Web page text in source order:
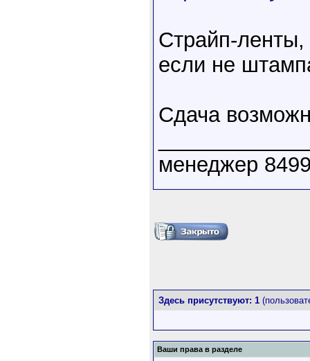
Страйп-
если не
Сдача
менеджер
Здесь присутствуют: 1
Ваши права в разделе